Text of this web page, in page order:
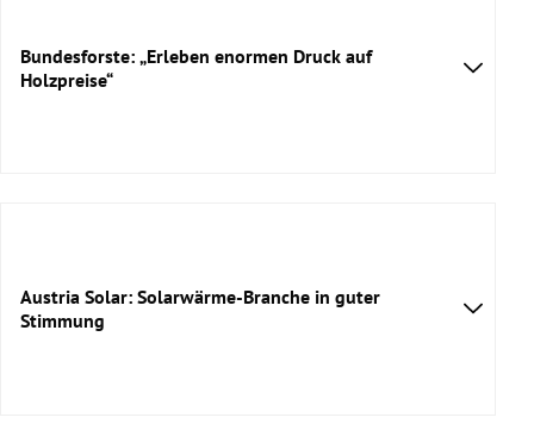
Bundesforste: „Erleben enormen Druck auf
Holzpreise“
Austria Solar: Solarwärme-Branche in guter
Stimmung